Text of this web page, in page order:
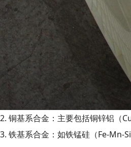
2. 铜基系合金：主要包括铜锌铝（
3. 铁基系合金：如铁锰硅（Fe-Mn-